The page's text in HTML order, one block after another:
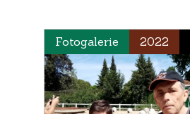
Fotogalerie 2022